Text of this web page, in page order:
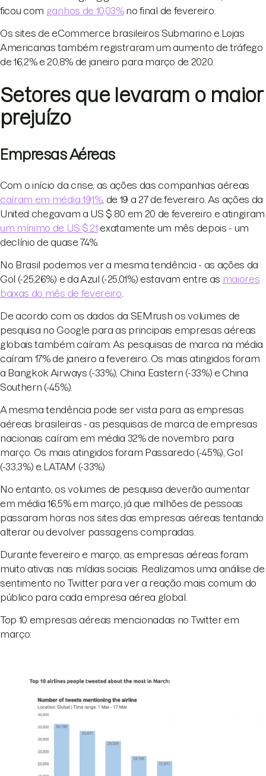
ficou com ganhos de 10,03%no final de fevereiro.
Os sites de eCommerce brasileiros Submarino e Lojas
Americanas também registraram um aumento de tráfego
de 16,2% e 20,8% de janeiro para março de 2020.
Setores que levaram o maior
prejuízo
Empresas Aéreas
Com o início da crise, as ações das companhias aéreas
caíram em média 19,1%, de 19 a 27 de fevereiro. As ações da
United chegavam a US $ 80 em 20 de fevereiro e atingiram
um mínimo de US $ 21 exatamente um mês depois - um
declínio de quase 74%.
No Brasil podemos ver a mesma tendência - as ações da
Gol (-25,26%) e da Azul (-25,01%) estavam entre as maiores
baixas do mês de fevereiro
De acordo com os dados da SEMrush os volumes de
pesquisa no Google para as principais empresas aéreas
globais também caíram. As pesquisas de marca na média
caíram 17% de janeiro a fevereiro. Os mais atingidos foram
a Bangkok Airways (-33%), China Eastern (-33%) e China
Southern (-45%).
A mesma tendência pode ser vista para as empresas
aéreas brasileiras - as pesquisas de marca de empresas
nacionais caíram em média 32% de novembro para
março. Os mais atingidos foram Passaredo (-45%), Gol
(-33,3%) e LATAM (-33%)
No entanto, os volumes de pesquisa deverão aumentar
em média 16,5% em março, já que milhões de pessoas
passaram horas nos sites das empresas aéreas tentando
alterar ou devolver passagens compradas.
Durante fevereiro e março, as empresas aéreas foram
muito ativas nas mídias sociais. Realizamos uma análise de
sentimento no Twitter para ver a reação mais comum do
público para cada empresa aérea global.
Top 10 empresas aéreas mencionadas no Twitter em
março: